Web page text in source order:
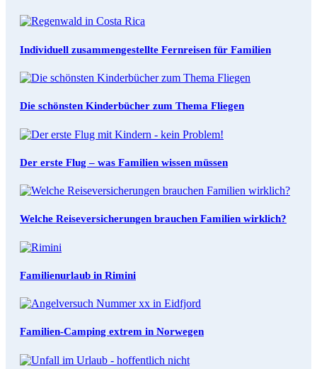
Individuell zusammengestellte Fernreisen für Familien
Die schönsten Kinderbücher zum Thema Fliegen
Der erste Flug – was Familien wissen müssen
Welche Reiseversicherungen brauchen Familien wirklich?
Familienurlaub in Rimini
Familien-Camping extrem in Norwegen